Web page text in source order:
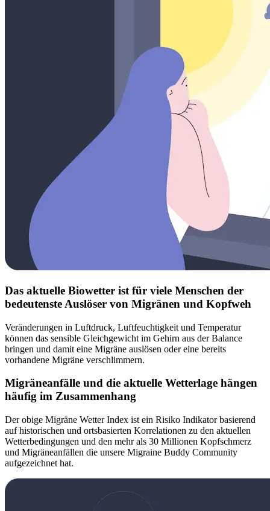
Das aktuelle Biowetter ist für viele Menschen der
bedeutenste Auslöser von Migränen und Kopfweh
Veränderungen in Luftdruck, Luftfeuchtigkeit und Temperatur
können das sensible Gleichgewicht im Gehirn aus der Balance
bringen und damit eine Migräne auslösen oder eine bereits
vorhandene Migräne verschlimmern.
Migräneanfälle und die aktuelle Wetterlage hängen
häufig im Zusammenhang
Der obige Migräne Wetter Index ist ein Risiko Indikator basierend
auf historischen und ortsbasierten Korrelationen zu den aktuellen
Wetterbedingungen und den mehr als 30 Millionen Kopfschmerz
und Migräneanfällen die unsere Migraine Buddy Community
aufgezeichnet hat.